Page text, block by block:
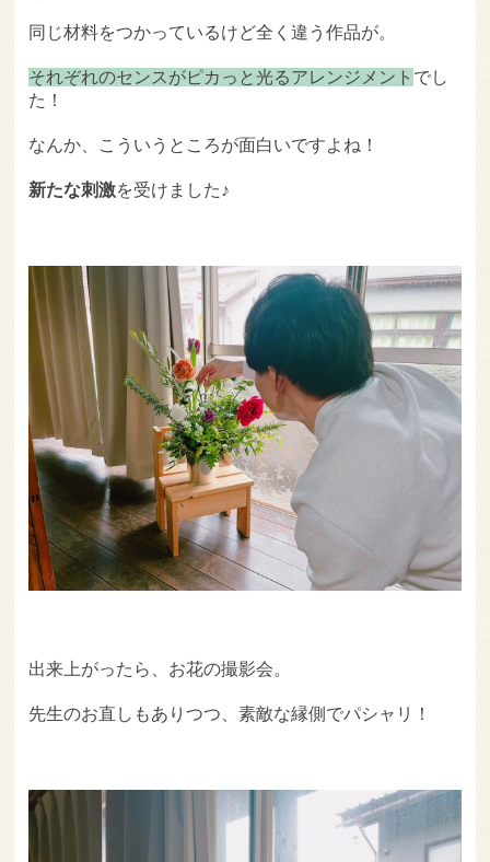
同じ材料をつかっているけど全く違う作品が。
それぞれのセンスがピカっと光るアレンジメント でし
た！
なんか、こういうところが面白いですよね！
新たな刺激を受けました♪
出来上がったら、お花の撮影会。
先生のお直しもありつつ、素敵な縁側でパシャリ！